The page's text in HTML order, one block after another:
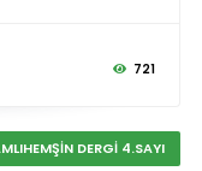
721
DERGİ 4.SAYI